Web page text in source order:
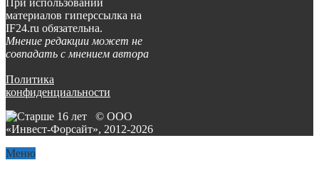
При использовании
материалов гиперссылка на
IF24.ru обязательна.
Мнение редакции может не
совпадать с мнением автора
Политика
конфиденциальности
© ООО
«Инвест-Форсайт», 2012-2026
Меню